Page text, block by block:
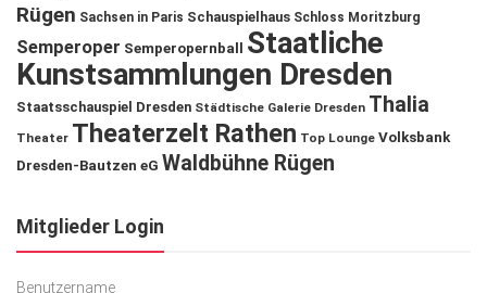
Rügen Sachsen in Paris Schauspielhaus Schloss Moritzburg
Semperoper Semperopernball
Staatliche
Kunstsammlungen Dresden
Staatsschauspiel Dresden Städtische Galerie Dresden Thalia
Theater Theaterzelt Rathen Top Lounge Volksbank
Dresden-Bautzen eG Waldbühne Rügen
Mitglieder Login
Benutzername